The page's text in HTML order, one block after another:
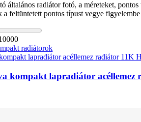
általános radiátor fotó, a méreteket,
a feltüntetett pontos típust vegye
radiátorok
kompakt lapradiátor acéllemez